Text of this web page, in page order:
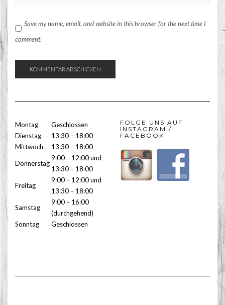
Save my name, email, and website in this browser for the next time I
comment.
Montag
Geschlossen
Dienstag
13:30 – 18:00
Mittwoch
13:30 – 18:00
Donnerstag
9:00 – 12:00 und
13:30 – 18:00
Freitag
9:00 – 12:00 und
13:30 – 18:00
Samstag
9:00 – 16:00
(durchgehend)
Sonntag
Geschlossen
FOLGE UNS AUF
INSTAGRAM /
FACEBOOK